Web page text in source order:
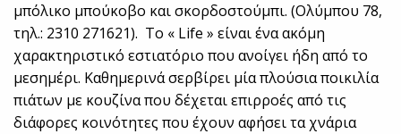
μπόλικο μπούκοβο και σκορδοστούμπι. (Ολύμπου 78,
τηλ.: 2310 271621). Το « Life » είναι ένα ακόμη
χαρακτηριστικό εστιατόριο που ανοίγει ήδη από το
μεσημέρι. Καθημερινά σερβίρει μία πλούσια ποικιλία
πιάτων με κουζίνα που δέχεται επιρροές από τις
διάφορες κοινότητες που έχουν αφήσει τα χνάρια